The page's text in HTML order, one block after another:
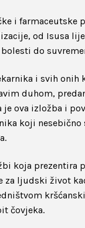
i farmaceutske
od Isusa
do
i svih
duhom,
ova izložba i
koji
koja prezentira
ljudski život
čovjeka.